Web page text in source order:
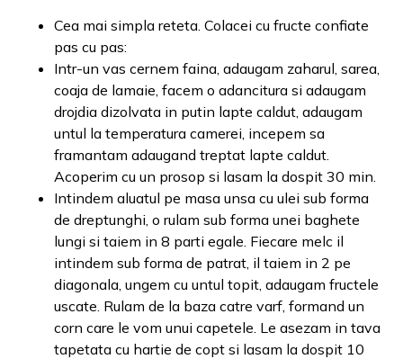
Cea mai simpla reteta. Colacei cu fructe confiate
pas cu pas:
Intr-un vas cernem faina, adaugam zaharul, sarea,
coaja de lamaie, facem o adancitura si adaugam
drojdia dizolvata in putin lapte caldut, adaugam
untul la temperatura camerei, incepem sa
framantam adaugand treptat lapte caldut.
Acoperim cu un prosop si lasam la dospit 30 min.
Intindem aluatul pe masa unsa cu ulei sub forma
de dreptunghi, o rulam sub forma unei baghete
lungi si taiem in 8 parti egale. Fiecare melc il
intindem sub forma de patrat, il taiem in 2 pe
diagonala, ungem cu untul topit, adaugam fructele
uscate. Rulam de la baza catre varf, formand un
corn care le vom unui capetele. Le asezam in tava
tapetata cu hartie de copt si lasam la dospit 10